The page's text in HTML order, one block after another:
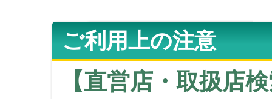
ご利用上の注意
【直営店・取扱店